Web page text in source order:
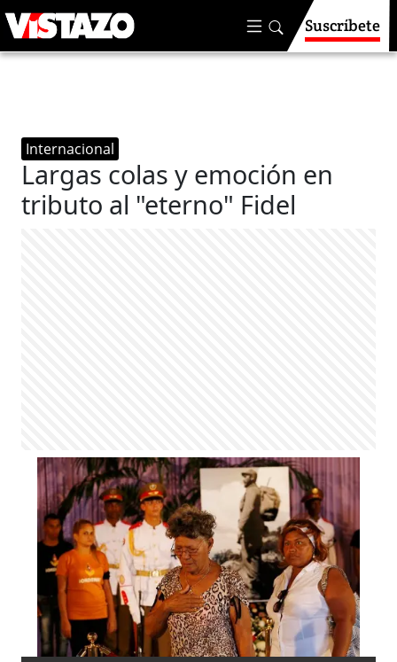
Suscríbete
Internacional
Largas colas y emoción en
tributo al "eterno" Fidel